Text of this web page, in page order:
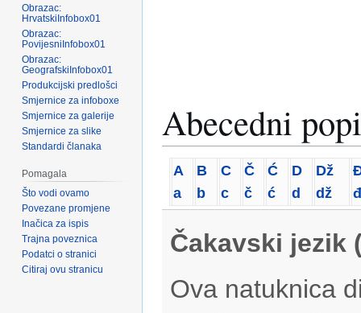
Abecedni
A
a
B
b
C
c
Č
č
Ć
ć
D
d
Dž
dž
đ
Čakavski jezik
Ova natuknica
Obrazac:
HrvatskiInfobox01
Obrazac:
PovijesniInfobox01
Obrazac:
GeografskiInfobox01
Produkcijski predlošci
Smjernice za infoboxe
Smjernice za galerije
Smjernice za slike
Standardi članaka
Pomagala
Što vodi ovamo
Povezane promjene
Inačica za ispis
Trajna poveznica
Podatci o stranici
Citiraj ovu stranicu